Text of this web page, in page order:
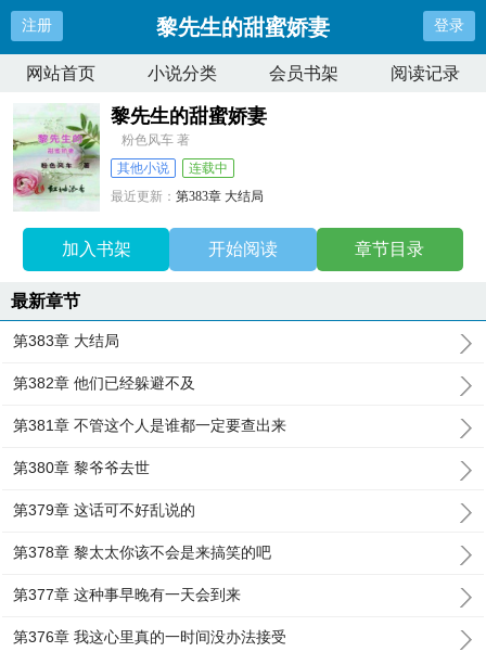
注册 黎先生的甜蜜娇妻 登录
网站首页 小说分类 会员书架 阅读记录
黎先生的甜蜜娇妻
粉色风车 著
其他小说
连载中
最近更新：第383章 大结局
加入书架 开始阅读 章节目录
最新章节
第383章 大结局
第382章 他们已经躲避不及
第381章 不管这个人是谁都一定要查出来
第380章 黎爷爷去世
第379章 这话可不好乱说的
第378章 黎太太你该不会是来搞笑的吧
第377章 这种事早晚有一天会到来
第376章 我这心里真的一时间没办法接受